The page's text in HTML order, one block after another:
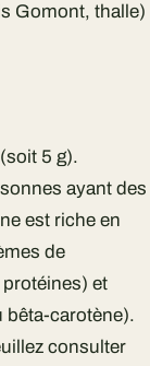
Gomont, thalle)
5 g).
ayant des
est riche en
de
et
bêta-carotène).
consulter